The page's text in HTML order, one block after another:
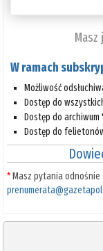
Masz
W ramach
Możliwość
Dostęp do
Dostęp do
Dostęp do
*Masz pytania odnośnie